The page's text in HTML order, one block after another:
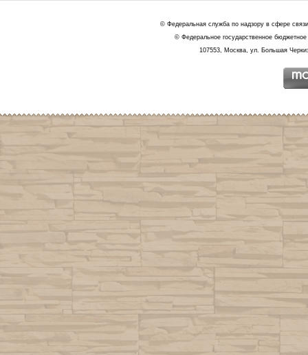
© Федеральная служба по надзору в сфере
© Федеральное государственное
107553, Москва, ул. Большая